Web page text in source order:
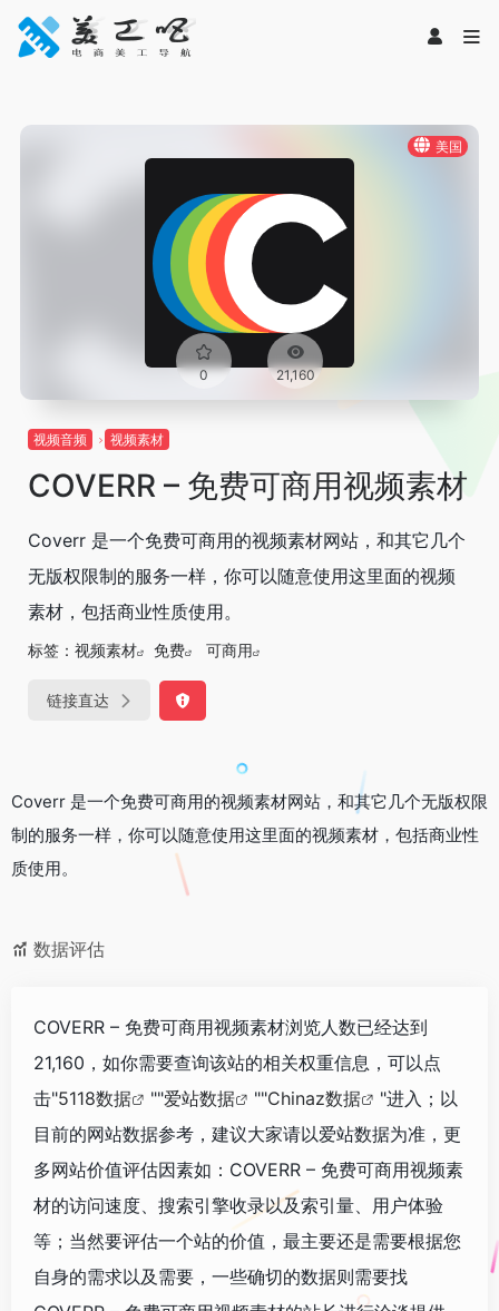
美国
0 21,160
视频音频 视频素材
COVERR – 免费可商用视频素材
Coverr 是一个免费可商用的视频素材网站，和其它几个
无版权限制的服务一样，你可以随意使用这里面的视频
素材，包括商业性质使用。
标签： 视频素材 免费 可商用
链接直达
Coverr 是一个免费可商用的视频素材网站，和其它几个无版权限
制的服务一样，你可以随意使用这里面的视频素材，包括商业性
质使用。
数据评估
COVERR – 免费可商用视频素材浏览人数已经达到
21,160，如你需要查询该站的相关权重信息，可以点
击"5118数据 ""爱站数据 ""Chinaz数据
"进入；以
目前的网站数据参考，建议大家请以爱站数据为准，更
多网站价值评估因素如：COVERR – 免费可商用视频素
材的访问速度、搜索引擎收录以及索引量、用户体验
等；当然要评估一个站的价值，最主要还是需要根据您
自身的需求以及需要，一些确切的数据则需要找